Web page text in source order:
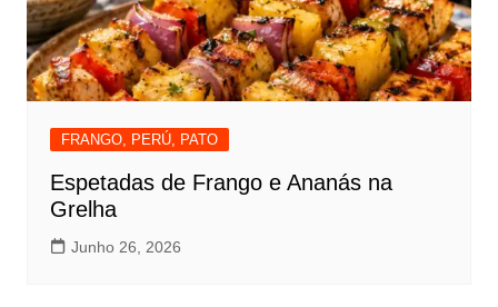
FRANGO, PERÚ, PATO
Espetadas de Frango e Ananás na
Grelha
Junho 26, 2026